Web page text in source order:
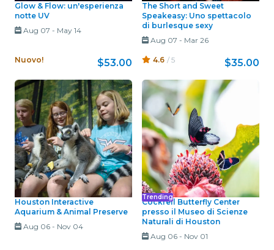
Glow & Flow: un'esperienza
notte UV
Aug 07 - May 14
Nuovo! $53.00
The Short and Sweet
Speakeasy: Uno spettacolo
di burlesque sexy
Aug 07 - Mar 26
4.6 / 5 $35.00
Houston Interactive
Aquarium & Animal Preserve
Aug 06- Nov 04
Trending
Cockrell Butterfly Center
presso il Museo di Scienze
Naturali di Houston
Aug 06- Nov 01